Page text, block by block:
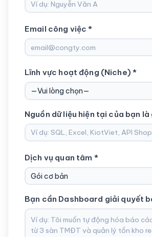
Email công việc *
Lĩnh vực hoạt động (Niche) *
Nguồn dữ liệu hiện tại của bạn là
Dịch vụ quan tâm *
Bạn cần Dashboard giải quyết